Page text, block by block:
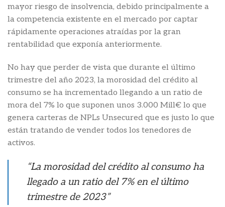
mayor riesgo de insolvencia, debido principalmente a
la competencia existente en el mercado por captar
rápidamente operaciones atraídas por la gran
rentabilidad que exponía anteriormente.
No hay que perder de vista que durante el último
trimestre del año 2023, la morosidad del crédito al
consumo se ha incrementado llegando a un ratio de
mora del 7% lo que suponen unos 3.000 Mill€ lo que
genera carteras de NPLs Unsecured que es justo lo que
están tratando de vender todos los tenedores de
activos.
“La morosidad del crédito al consumo ha
llegado a un ratio del 7% en el último
trimestre de 2023”